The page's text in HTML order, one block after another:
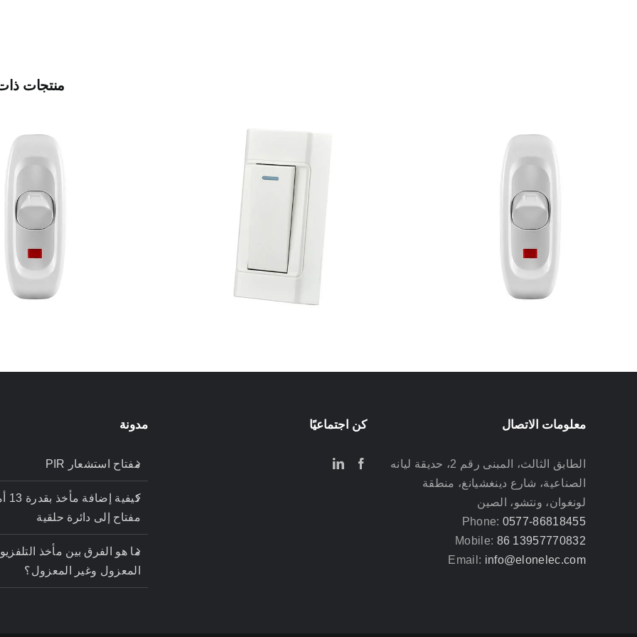
منتجات
مفتاح الحبل المضمن مفتاح استبدال مصباح
مدونة
مفتاح استشعار PIR
مفتاح إلى دائرة حلقية
ما هو الفرق بين مأخذ
المعزول وغير المعزول؟
كن اجتماعيًا معلومات الاتصال
الطابق الثالث، المبنى رقم 2، حديقة ليانه
الصناعية، شارع دينغشيانغ، منطقة
لونغوان، ونتشو، الصين
Phone: 0577-86818455
Mobile: 86 13957770832
Email: info@elonelec.com